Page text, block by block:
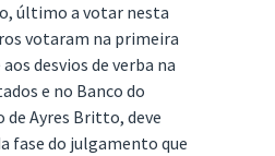
último a votar nesta
votaram na primeira
desvios de verba na
e no Banco do
de Ayres Britto, deve
fase do julgamento que